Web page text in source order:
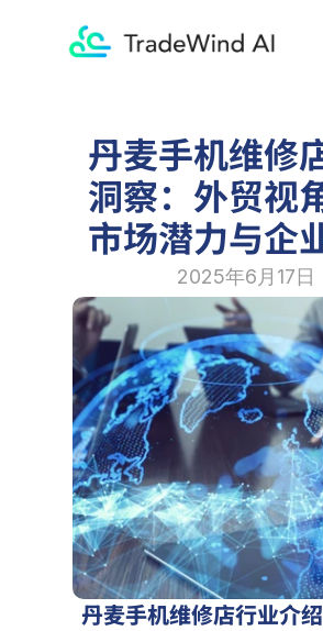
丹麦手机维修
洞察：外贸视
市场潜力与企
2025年6月17日
丹麦手机维修店行业介绍